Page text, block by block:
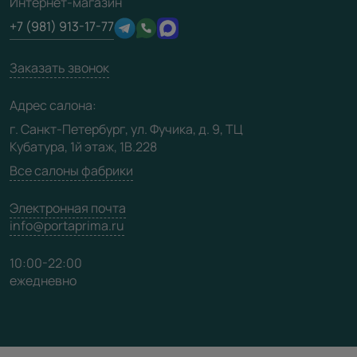
Техническая информация
Юридическая информация
Производство
Медиацентр
Видео
Карта сайта
+7 (981) 913-17-77
Заказать звонок
Адрес салона:
г. Санкт-Петербург, ул. Фучика, д. 9, ТЦ
Кубатура, 1й этаж, 1В.228
Все салоны фабрики
Электронная почта
info@portaprima.ru
10:00-22:00
ежедневно